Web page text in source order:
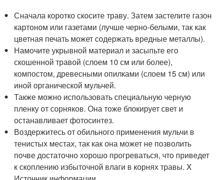
Сначала коротко скосите траву. Затем застелите газон
картоном или газетами (лучше черно-белыми, так как
цветная печать может содержать вредные металлы).
Намочите укрывной материал и засыпьте его
скошенной травой (слоем 10 см или более),
компостом, древесными опилками (слоем 15 см) или
иной органической мульчей.
Также можно использовать специальную черную
пленку от сорняков. Она тоже блокирует свет и
останавливает фотосинтез.
Воздержитесь от обильного применения мульчи в
тенистых местах, так как она может не позволить
почве достаточно хорошо прогреваться, что приведет
к скоплению избыточной влаги в корнях травы. X